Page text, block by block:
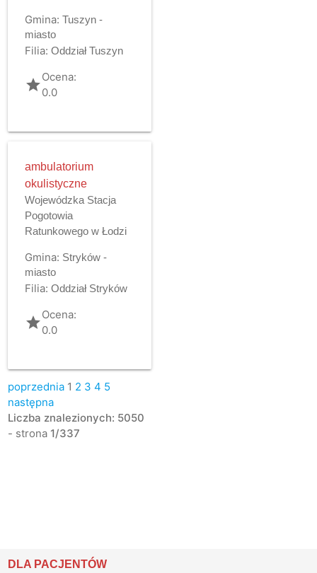
Gmina: Tuszyn -
miasto
Filia: Oddział Tuszyn
gradeOcena:
0.0
ambulatorium
okulistyczne
Wojewódzka Stacja
Pogotowia
Ratunkowego w Łodzi
Gmina: Stryków -
miasto
Filia: Oddział Stryków
gradeOcena:
0.0
poprzednia 1 2 3 4 5
następna
Liczba znalezionych: 5050
- strona 1/337
DLA PACJENTÓW